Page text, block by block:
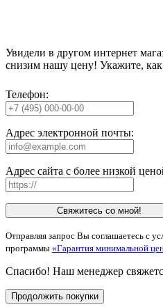
Увидели в другом интернет
снизим нашу цену! Укажите, как
Телефон:
Адрес электронной почты:
Адрес сайта с более низкой
Свяжитесь со мной!
Отправляя запрос Вы соглашаетесь с
программы «Гарантия минимальной
Спасибо! Наш менеджер
Продолжить покупки